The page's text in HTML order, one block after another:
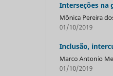
Interseções na
Mônica Pereira
01/10/2019
Inclusão,
Marco Antonio
01/10/2019